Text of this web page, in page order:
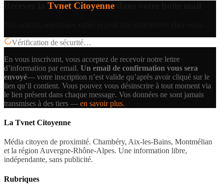
Tvnet Citoyenne
Vérification de sécurité…
En vous inscrivant, vous acceptez de recevoir notre lettre
d’information par email. Un email de confirmation vous sera
envoyé— votre inscription n’est valide qu’après avoir cliqué sur le
lien qu’il contient. Vous pouvez vous désinscrire à tout moment via
le lien présent dans chaque message. Vos données ne sont jamais
transmises à des tiers — en savoir plus.
La Tvnet Citoyenne
Média citoyen de proximité. Chambéry, Aix-les-Bains, Montmélian
et la région Auvergne-Rhône-Alpes. Une information libre,
indépendante, sans publicité.
Rubriques